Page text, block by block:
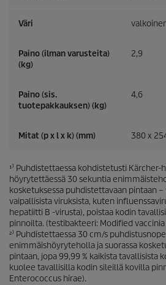
Väri
Paino (ilman varusteita)
(kg)
2,9
Paino (sis.
tuotepakkauksen) (kg)
4,6
Mitat (p x l x k) (mm) 380 x
¹⁾ Puhdistettaessa kohdistetusti
höyrytettäessä 30 sekuntia
kosketuksessa puhdistettavaan pintaan –
vaipallisista viruksista, kuten
hepatiitti B -virusta), poistaa kodin
pinnoilta. (testibakteeri: Modified vaccinia
²⁾ Puhdistettaessa 30 cm/s
enimmäishöyryteholla ja suorassa
pintaan, jopa 99,99 % kaikista tavallisista
kuolee tavallisilla kodin sileillä kovilla
Enterococcus hirae).